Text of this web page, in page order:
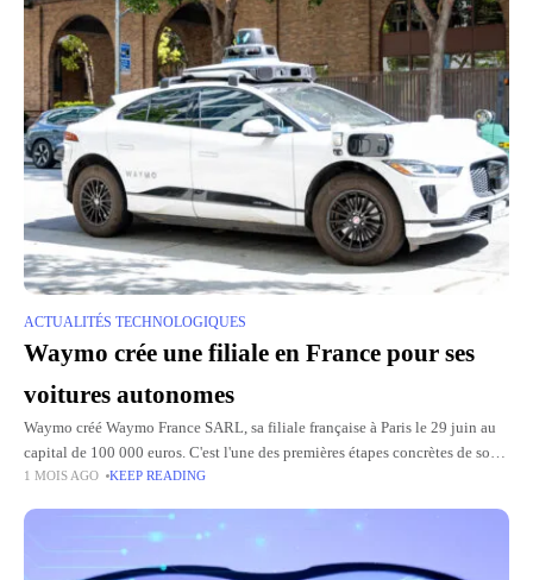
ACTUALITÉS TECHNOLOGIQUES
Waymo crée une filiale en France pour ses
voitures autonomes
Waymo créé Waymo France SARL, sa filiale française à Paris le 29 juin au
capital de 100 000 euros. C'est l'une des premières étapes concrètes de son
arrivée sur le
1 MOIS AGO KEEP READING